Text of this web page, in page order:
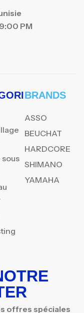
PM
sous
BRANDS
ASSO
BEUCHAT
HARDCORE
SHIMANO
YAMAHA
offres spéciales